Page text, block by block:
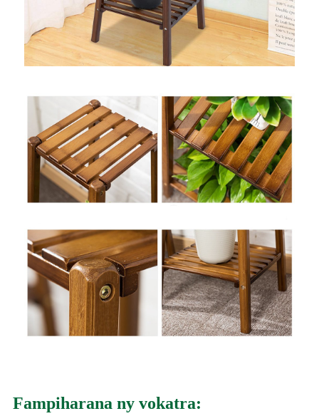
Fampiharana ny vokatra: